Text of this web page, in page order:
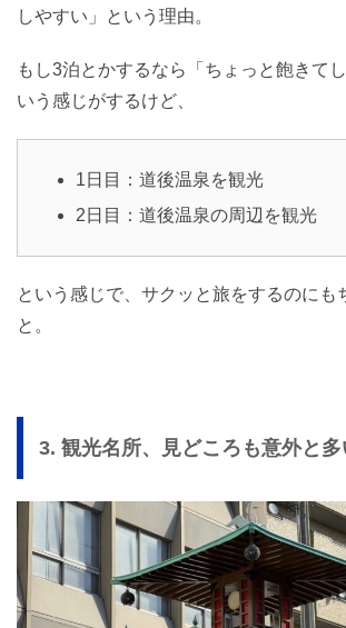
しやすい」という理由。
もし3泊とかするなら「ちょっと飽きて
いう感じがするけど、
1日目：道後温泉を観光
2日目：道後温泉の周辺を観光
という感じで、サクッと旅をするのにも
と。
3. 観光名所、見どころも意外と多